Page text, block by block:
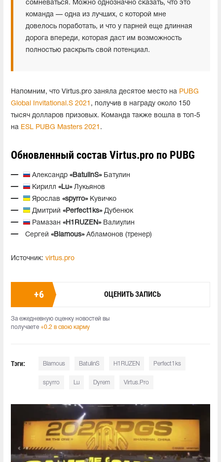
сомневаться. Можно однозначно сказать, что это
команда — одна из лучших, с которой мне
довелось поработать, и что у парней еще длинная
дорога впереди, которая даст им возможность
полностью раскрыть свой потенциал.
Напомним, что Virtus.pro заняла десятое место на PUBG
Global Invitational.S 2021 , получив в награду около 150
тысяч долларов призовых. Команда также вошла в топ-5
на ESL PUBG Masters 2021 .
Обновленный состав Virtus.pro по PUBG
Александр «BatulinS»Батулин
Кирилл «Lu»Лукьянов
Ярослав «spyrro»Кувичко
Дмитрий «Perfect1ks»Дубенюк
Рамазан «H1RUZEN»Валиулин
Сергей «Blamous»Абламонов (тренер)
Источник: virtus.pro
+6 ОЦЕНИТЬ ЗАПИСЬ
За ежедневную оценку новостей вы
получаете +0.2 в свою карму
Тэги: Blamous BatulinS H1RUZEN Perfect1ks
spyrro Lu Dyrem Virtus.Pro